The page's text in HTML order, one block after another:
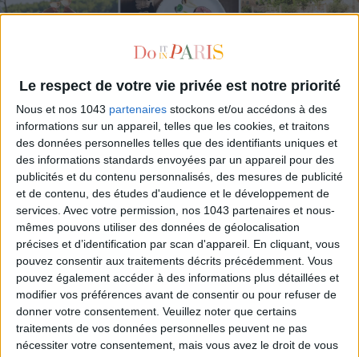
Le respect de votre vie privée est notre priorité
Nous et nos 1043 partenaires stockons et/ou accédons à des
informations sur un appareil, telles que les cookies, et traitons
des données personnelles telles que des identifiants uniques et
des informations standards envoyées par un appareil pour des
publicités et du contenu personnalisés, des mesures de publicité
et de contenu, des études d'audience et le développement de
services. Avec votre permission, nos 1043 partenaires et nous-
mêmes pouvons utiliser des données de géolocalisation
précises et d’identification par scan d'appareil. En cliquant, vous
pouvez consentir aux traitements décrits précédemment. Vous
pouvez également accéder à des informations plus détaillées et
modifier vos préférences avant de consentir ou pour refuser de
donner votre consentement. Veuillez noter que certains
traitements de vos données personnelles peuvent ne pas
nécessiter votre consentement, mais vous avez le droit de vous
LES MEILLEURS HÔTELS POUR UN WEEK-END SPA ET GASTRONOMIE
5 BONS ROMANS EN FORMAT POCHE À DÉVORER CET ÉTÉ